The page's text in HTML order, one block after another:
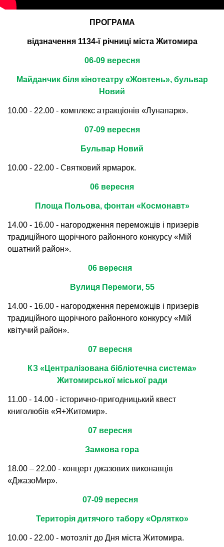
ПРОГРАМА
відзначення 1134-ї річниці міста Житомира
06-09 вересня
Майданчик біля кінотеатру «Жовтень», бульвар
Новий
10.00 - 22.00 - комплекс атракціонів «Лунапарк».
07-09 вересня
Бульвар Новий
10.00 - 22.00 - Святковий ярмарок.
06 вересня
Площа Польова, фонтан «Космонавт»
14.00 - 16.00 - нагородження переможців і призерів
традиційного щорічного районного конкурсу «Мій
ошатний район».
06 вересня
Вулиця Перемоги, 55
14.00 - 16.00 - нагородження переможців і призерів
традиційного щорічного районного конкурсу «Мій
квітучий район».
07 вересня
КЗ «Централізована бібліотечна система»
Житомирської міської ради
11.00 - 14.00 - історично-пригодницький квест
книголюбів «Я+Житомир».
07 вересня
Замкова гора
18.00 – 22.00 - концерт джазових виконавців
«ДжазоМир».
07-09 вересня
Територія дитячого табору «Орлятко»
10.00 - 22.00 - мотозліт до Дня міста Житомира.